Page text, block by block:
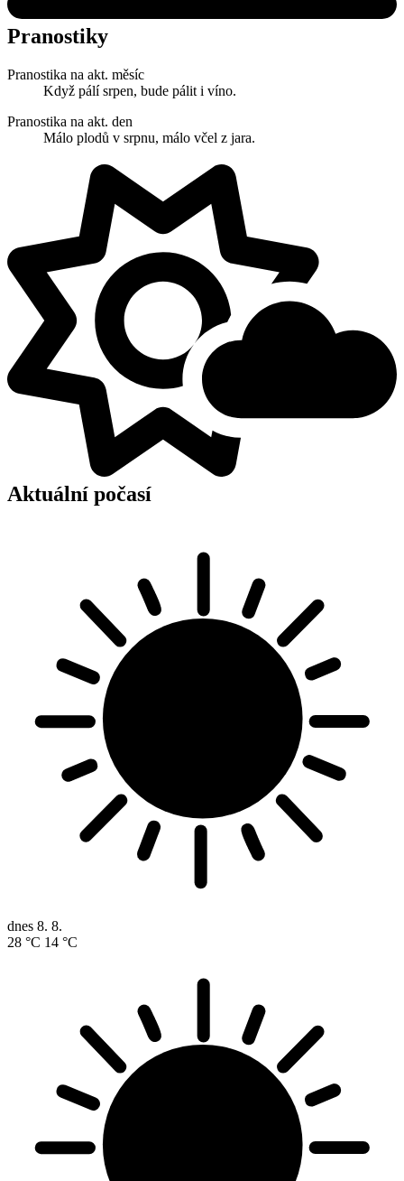
Pranostiky
Pranostika na akt. měsíc
Když pálí srpen, bude pálit i víno.
Pranostika na akt. den
Málo plodů v srpnu, málo včel z jara.
Aktuální počasí
dnes 8. 8.
28 °C 14 °C